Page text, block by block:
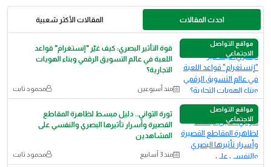
احدث المقالات المقالات الأكثر شعبية
مواقع التواصل
الاجتماعي
قوة التأثير البصري: كيف غيّر "إنستغرام" قواعد
اللعبة في عالم التسويق الرقمي وبناء الهويات
التجارية؟
منذ أسبوعين محمود ثابت
مواقع التواصل
الاجتماعي
ثورة الثواني.. دليل مبسط لظاهرة المقاطع
القصيرة وأسرار تأثيرها البصري والنفسي على
المشاهدين
منذ 3 أسابيع محمود ثابت